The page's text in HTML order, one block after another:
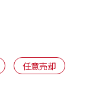
任意売却